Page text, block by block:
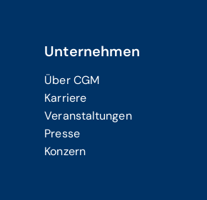
Unternehmen
Über CGM
Karriere
Veranstaltungen
Presse
Konzern